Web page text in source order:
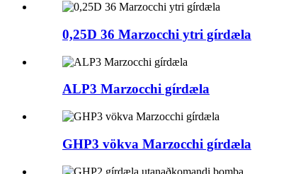
0,25D 36 Marzocchi ytri gírdæla
ALP3 Marzocchi gírdæla
GHP3 vökva Marzocchi gírdæla